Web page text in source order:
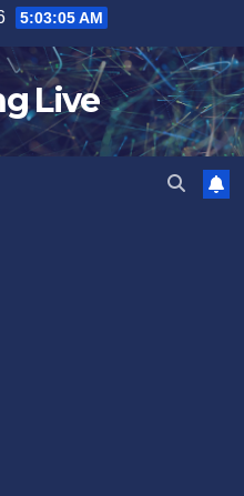
5:03:05 AM
Live